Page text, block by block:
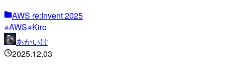
AWS re:Invent 2025
AWS Kiro
あかいけ
2025.12.03